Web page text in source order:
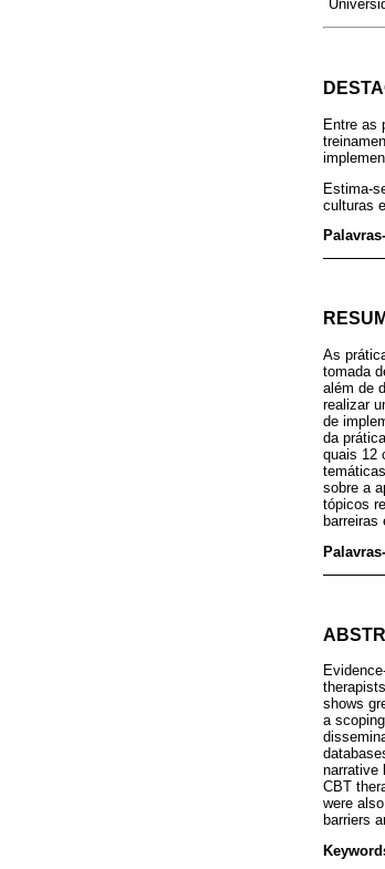
Entre as
Estima-
culturas
As
tomada
além de
realizar
de
da
quais 12
sobre a
tópicos
shows
a
narrative
CBT
were
barriers